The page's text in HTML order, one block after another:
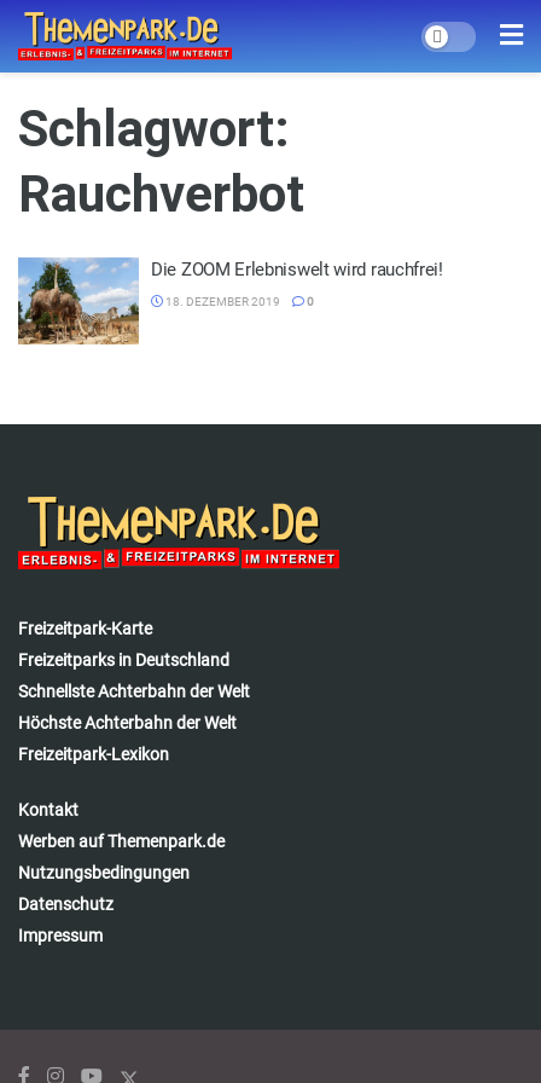
Schlagwort:
Rauchverbot
Die ZOOM Erlebniswelt wird rauchfrei!
18. DEZEMBER 2019 0
Freizeitpark-Karte
Freizeitparks in Deutschland
Schnellste Achterbahn der Welt
Höchste Achterbahn der Welt
Freizeitpark-Lexikon
Kontakt
Werben auf Themenpark.de
Nutzungsbedingungen
Datenschutz
Impressum